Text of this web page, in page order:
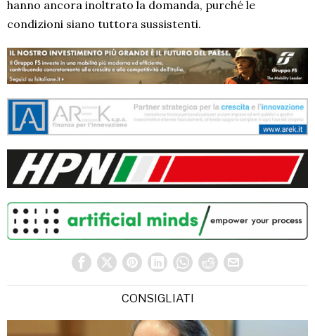
hanno ancora inoltrato la domanda, purché le
condizioni siano tuttora sussistenti.
CONSIGLIATI